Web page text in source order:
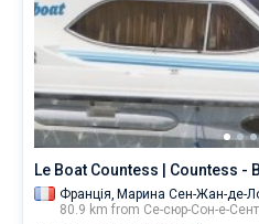
Le Boat Countess | Countess -
Франція, Марина Сен-Жан-де-
80.9 km from Се-сюр-Сон-е-